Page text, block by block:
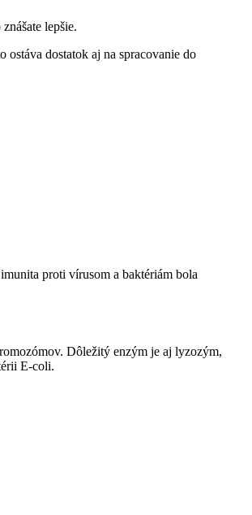
lepšie.
ostáva dostatok aj na spracovanie do
proti vírusom a baktériám bola
Dôležitý enzým je aj lyzozým,
E-coli.